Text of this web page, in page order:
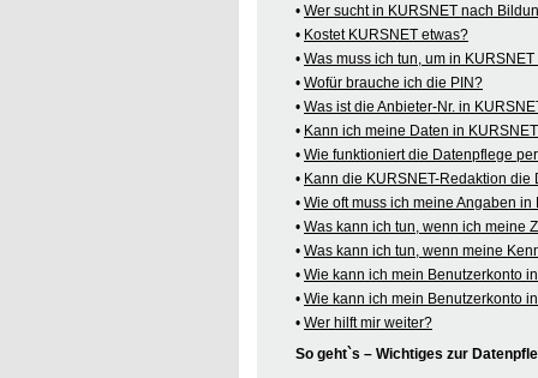
• Wer sucht in KURSNET nach
• Kostet KURSNET etwas?
• Was muss ich tun, um in
• Wofür brauche ich die PIN?
• Was ist die Anbieter-Nr. in
• Kann ich meine Daten in
• Wie funktioniert die Datenpflege
• Kann die KURSNET-Redaktion
• Wie oft muss ich meine Angaben
• Was kann ich tun, wenn ich meine
• Was kann ich tun, wenn meine
• Wie kann ich mein Benutzerkonto
• Wie kann ich mein Benutzerkonto
• Wer hilft mir weiter?
So geht`s – Wichtiges zur